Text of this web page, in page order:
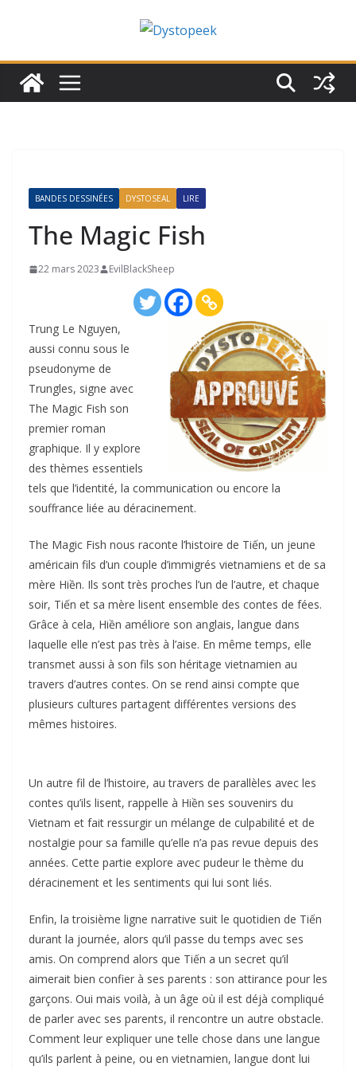
BANDES DESSINÉES DYSTOSEAL LIRE
The Magic Fish
22 mars 2023 EvilBlackSheep
Trung Le Nguyen,
aussi connu sous le
pseudonyme de
Trungles, signe avec
The Magic Fish son
premier roman
graphique. Il y explore
des thèmes essentiels
tels que l’identité, la communication ou encore la
souffrance liée au déracinement.
The Magic Fish nous raconte l’histoire de Tiến, un jeune
américain fils d’un couple d’immigrés vietnamiens et de sa
mère Hiền. Ils sont très proches l’un de l’autre, et chaque
soir, Tiến et sa mère lisent ensemble des contes de fées.
Grâce à cela, Hiền améliore son anglais, langue dans
laquelle elle n’est pas très à l’aise. En même temps, elle
transmet aussi à son fils son héritage vietnamien au
travers d’autres contes. On se rend ainsi compte que
plusieurs cultures partagent différentes versions des
mêmes histoires.
Un autre fil de l’histoire, au travers de parallèles avec les
contes qu’ils lisent, rappelle à Hiền ses souvenirs du
Vietnam et fait ressurgir un mélange de culpabilité et de
nostalgie pour sa famille qu’elle n’a pas revue depuis des
années. Cette partie explore avec pudeur le thème du
déracinement et les sentiments qui lui sont liés.
Enfin, la troisième ligne narrative suit le quotidien de Tiến
durant la journée, alors qu’il passe du temps avec ses
amis. On comprend alors que Tiến a un secret qu’il
aimerait bien confier à ses parents : son attirance pour les
garçons. Oui mais voilà, à un âge où il est déjà compliqué
de parler avec ses parents, il rencontre un autre obstacle.
Comment leur expliquer une telle chose dans une langue
qu’ils parlent à peine, ou en vietnamien, langue dont lui